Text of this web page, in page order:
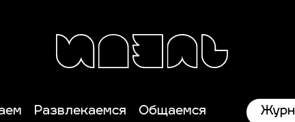
Развлекаемся Общаемся